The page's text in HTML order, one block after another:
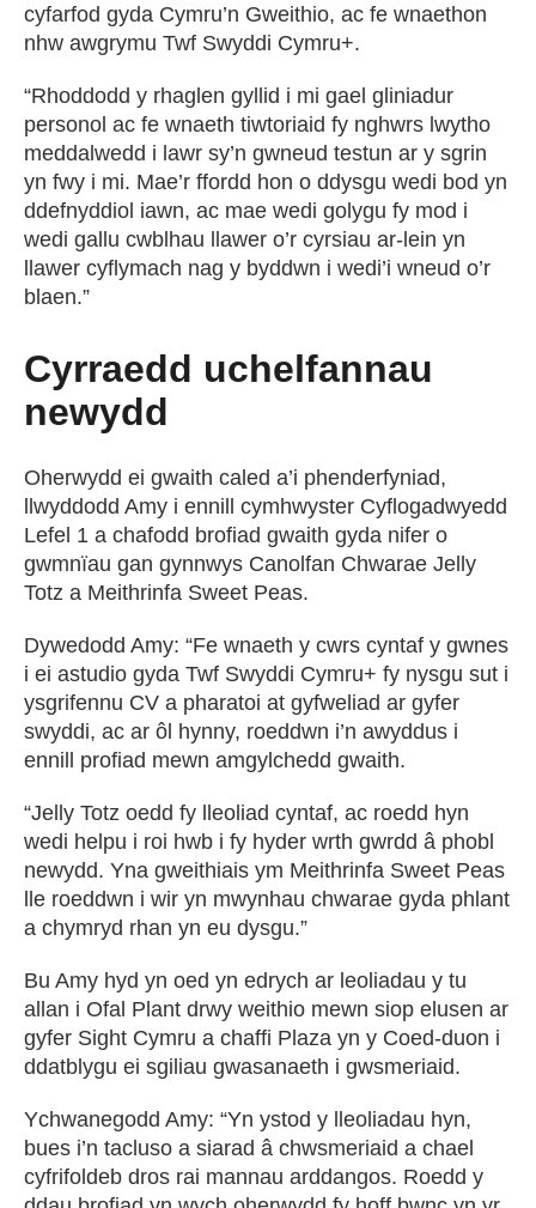
cyfarfod gyda Cymru’n Gweithio, ac fe wnaethon
nhw awgrymu Twf Swyddi Cymru+.
“Rhoddodd y rhaglen gyllid i mi gael gliniadur
personol ac fe wnaeth tiwtoriaid fy nghwrs lwytho
meddalwedd i lawr sy’n gwneud testun ar y sgrin
yn fwy i mi. Mae’r ffordd hon o ddysgu wedi bod yn
ddefnyddiol iawn, ac mae wedi golygu fy mod i
wedi gallu cwblhau llawer o’r cyrsiau ar-lein yn
llawer cyflymach nag y byddwn i wedi’i wneud o’r
blaen.”
Cyrraedd uchelfannau
newydd
Oherwydd ei gwaith caled a’i phenderfyniad,
llwyddodd Amy i ennill cymhwyster Cyflogadwyedd
Lefel 1 a chafodd brofiad gwaith gyda nifer o
gwmnïau gan gynnwys Canolfan Chwarae Jelly
Totz a Meithrinfa Sweet Peas.
Dywedodd Amy: “Fe wnaeth y cwrs cyntaf y gwnes
i ei astudio gyda Twf Swyddi Cymru+ fy nysgu sut i
ysgrifennu CV a pharatoi at gyfweliad ar gyfer
swyddi, ac ar ôl hynny, roeddwn i’n awyddus i
ennill profiad mewn amgylchedd gwaith.
“Jelly Totz oedd fy lleoliad cyntaf, ac roedd hyn
wedi helpu i roi hwb i fy hyder wrth gwrdd â phobl
newydd. Yna gweithiais ym Meithrinfa Sweet Peas
lle roeddwn i wir yn mwynhau chwarae gyda phlant
a chymryd rhan yn eu dysgu.”
Bu Amy hyd yn oed yn edrych ar leoliadau y tu
allan i Ofal Plant drwy weithio mewn siop elusen ar
gyfer Sight Cymru a chaffi Plaza yn y Coed-duon i
ddatblygu ei sgiliau gwasanaeth i gwsmeriaid.
Ychwanegodd Amy: “Yn ystod y lleoliadau hyn,
bues i’n tacluso a siarad â chwsmeriaid a chael
cyfrifoldeb dros rai mannau arddangos. Roedd y